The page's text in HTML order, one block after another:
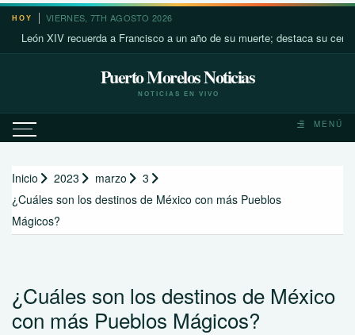
Saltar
contenido
HOY VIERNES, 7TH AGOSTO 2026
XIV recuerda a Francisco a un año de su muerte; destaca su cercanía
Puerto Morelos Noticias
NOTICIAS EN VIVO
MENÚ
Inicio 2023 marzo
3
¿Cuáles son los destinos de México con más Pueblos
Mágicos?
¿Cuáles son los destinos de México
con más Pueblos Mágicos?